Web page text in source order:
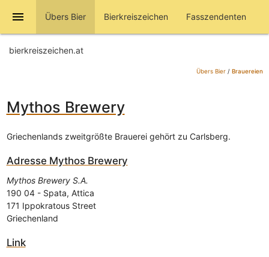
menu Übers Bier Bierkreiszeichen Fasszendenten
bierkreiszeichen.at
Übers Bier/ Brauereien
Mythos Brewery
Griechenlands zweitgrößte Brauerei gehört zu Carlsberg.
Adresse Mythos Brewery
Mythos Brewery S.A.
190 04- Spata, Attica
171 Ippokratous Street
Griechenland
Link